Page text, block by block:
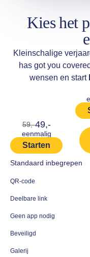
Kies het
Kleinschalige
has got you
wensen en start
59,-49,-
eenmalig
Starten
Standaard inbegrepen
QR-code
Deelbare link
Geen app nodig
Beveiligd
Galerij